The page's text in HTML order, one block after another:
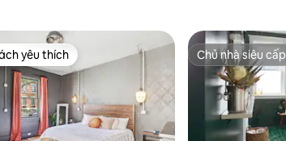
yêu thích
yêu thích Chủ nhà siêu cấp
Chủ nhà siêu cấp